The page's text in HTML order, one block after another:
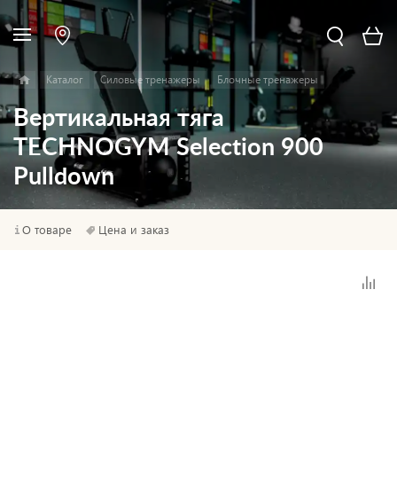
Каталог Силовые тренажеры Блочные тренажеры
Вертикальная тяга
TECHNOGYM Selection 900
Pulldown
О товаре Цена и заказ